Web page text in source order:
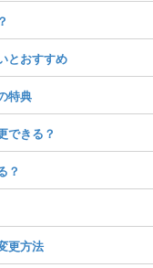
とおすすめ
特典
できる？
？
更方法